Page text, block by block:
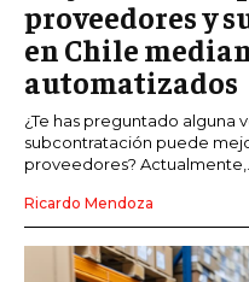
proveedores y
en Chile
automatizados
¿Te has preguntado alguna
subcontratación puede
proveedores? Actualmente,...
Ricardo Mendoza